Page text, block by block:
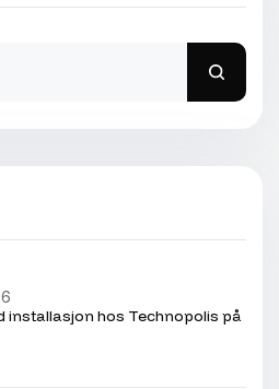
installasjon hos Technopolis på